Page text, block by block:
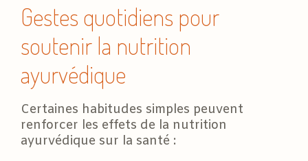
Gestes quotidiens pour
soutenir la nutrition
ayurvédique
Certaines habitudes simples peuvent
renforcer les effets de la nutrition
ayurvédique sur la santé :